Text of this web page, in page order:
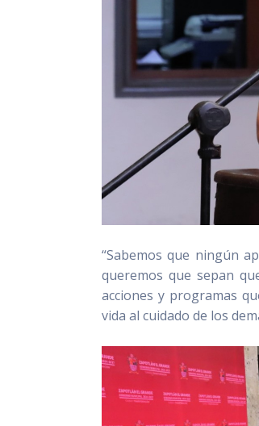
“Sabemos que ningún
queremos que sepan
acciones y programas
vida al cuidado de los